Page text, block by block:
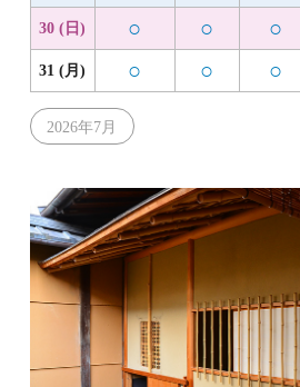
30 (日) ○ ○ ○
31 (月) ○ ○ ○
2026年7月